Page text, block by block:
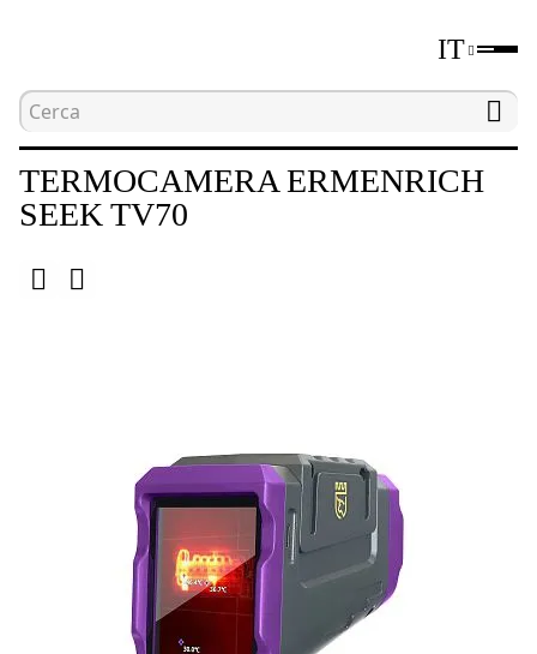
IT
Home Apparecchiature per test non
TERMOCAMERA ERMENRICH
SEEK TV70